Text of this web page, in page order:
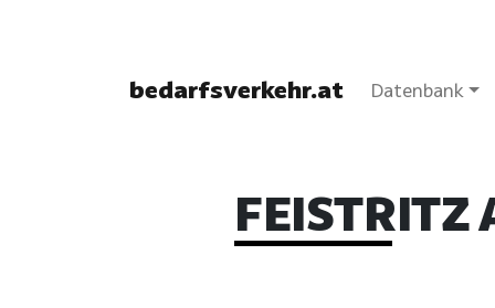
bedarfsverkehr.at Datenbank
FEISTRITZ